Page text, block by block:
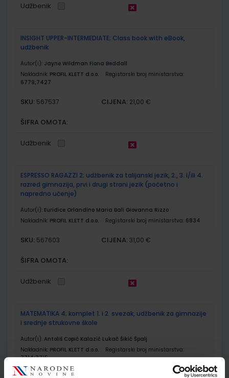
Udžbenik
INSIGHT UPPER-INTERMEDIATE; Class book with eBook,
udžbenik
Autor(i): Jayne Wildman Fiona Beddall
Nakladnik: PROFIL KLETT d.o.o.
Registarski broj ministarstva:
6779;7427
SKU: 567537 CIJENA: 21,00 €
ŠIFRA OMOTA:
Udžbenik
ESPRESSO RAGAZZI 2; udžbenik za talijanski jezik, 2., 3. i/ili 4.
razred gimnazija, prvi i drugi strani jezik (početno i
napredno učenje)
Autor(i): Euridice Orlandino Maria Bali Giovanna Rizzo
Nakladnik: PROFIL KLETT d.o.o. Registarski broj ministarstva: 6834
SKU: 567603 CIJENA: 31,00 €
ŠIFRA OMOTA:
Udžbenik
MATEMATIKA 4; komplet 1. i 2. svezak, udžbenik za gimnazije
i srednje strukovne škole
Autor(i): Antoliš Copić Kalazić Lukač Šikić Špalj
Nakladnik: PROFIL KLETT d.o.o.
Registarski broj ministarstva:
7714;7715